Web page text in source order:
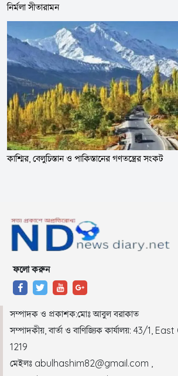
নির্মলা সীতারামন
কাশ্মির, বেলুচিস্তান ও পাকিস্তানের গণতন্ত্রের সংকট
ফলো করুন
সম্পাদক ও প্রকাশক:মোঃ আবুল বরাকাত
সম্পাদকীয়, বার্তা ও বাণিজ্যিক কার্যালয়: 43/1,
1219
মেইলঃ abulhashim82@gmail.com ,